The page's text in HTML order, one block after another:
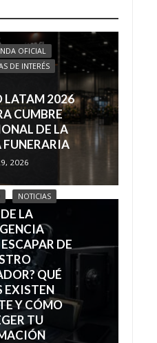
OFICIAL
DE INTERÉS
LATAM 2026
CUMBRE
DE LA
2026
NOTICIAS
LA
DE
QUÉ
EXISTEN
Y CÓMO
TU